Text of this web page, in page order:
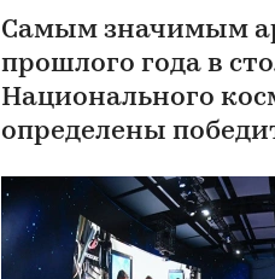
Самым значимым
прошлого года в
Национального
определены